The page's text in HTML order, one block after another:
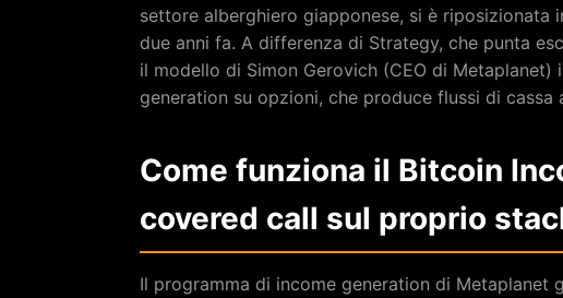
settore alberghiero giapponese, si è riposizionata
due anni fa. A differenza di Strategy, che punta
il modello di Simon Gerovich (CEO di
generation su opzioni, che produce flussi di
Come funziona il Bitcoin
covered call sul proprio
Il programma di income generation di Metaplanet